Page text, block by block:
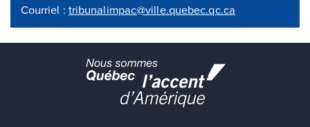
Courriel : tribunalimpac@ville.quebec.qc.ca